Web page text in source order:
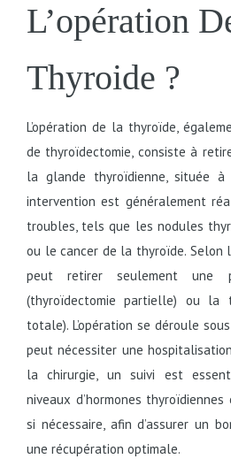
L’opération
Thyroide ?
L’opération de la thyroïde,
de thyroïdectomie, consiste à
la glande thyroïdienne, située
intervention est généralement
troubles, tels que les nodules
ou le cancer de la thyroïde. Selon
peut retirer seulement une
(thyroïdectomie partielle) ou la
totale). L’opération se déroule
peut nécessiter une
la chirurgie, un suivi est
niveaux d’hormones
si nécessaire, afin d’assurer un
une récupération optimale.